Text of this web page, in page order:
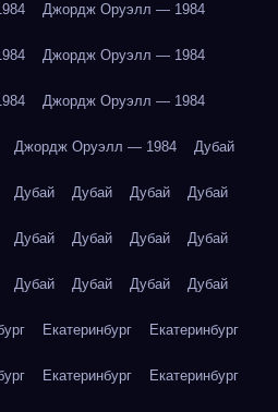
Джордж Оруэлл — 1984
Джордж Оруэлл — 1984
Джордж Оруэлл — 1984
Джордж Оруэлл — 1984 Дубай
Дубай Дубай Дубай Дубай
Дубай Дубай Дубай Дубай
Дубай Дубай Дубай Дубай
Екатеринбург Екатеринбург
Екатеринбург Екатеринбург